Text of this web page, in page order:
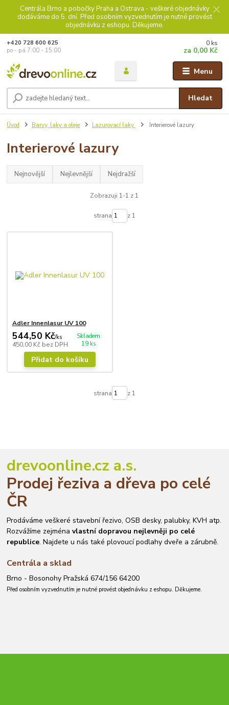
Centrála Brno a pobočky Praha a Ostrava - veškeré objednávky
dodáváme do 5. dní. Před osobním vyzvednutím je nutné provést
objednávku z eshopu. Děkujeme.
Menu
Hledat
+420 728 600 625
po - pá 7:00 - 15:00
0 ks
za 0,00 Kč
Úvod Barvy, laky a oleje Lazurovací laky Interierové lazury
Interierové lazury
Nejnovější Nejlevnější Nejdražší
Zobrazuji 1-1 z 1
strana z 1
Adler Innenlasur UV 100
544,50 Kč/ks
450,00 Kč bez DPH
Skladem
19 ks
Přidat do košíku
strana z 1
drevoonline.cz a.s.
Prodej řeziva a dřeva po celé
ČR
Prodáváme veškeré stavební řezivo, OSB desky, palubky, KVH atp.
Rozvážíme zejménavlastní dopravou nejlevněji po celé
republice. Najdete u nás také plovoucí podlahy dveře a zárubně.
Centrála a sklad
Brno - Bosonohy Pražská 674/156 64200
Před osobním vyzvednutím je nutné provést objednávku z eshopu. Děkujeme.